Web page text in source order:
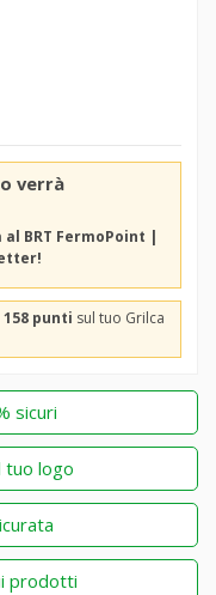
verrà
al BRT FermoPoint |
158 punti sul tuo Grilca
sicuri
tuo logo
prodotti